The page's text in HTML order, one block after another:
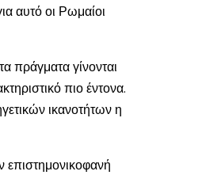
αυτό οι Ρωμαίοι
πράγματα γίνονται
πιο έντονα.
ικανοτήτων η
επιστημονικοφανή